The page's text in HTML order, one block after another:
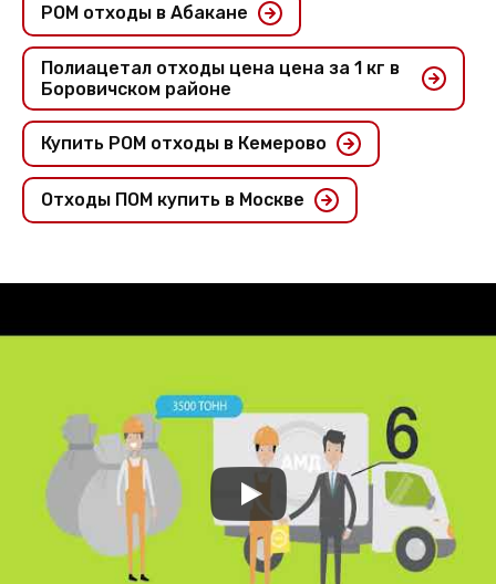
POM отходы в Абакане
Полиацетал отходы цена цена за 1 кг в
Боровичском районе
Купить POM отходы в Кемерово
Отходы ПОМ купить в Москве